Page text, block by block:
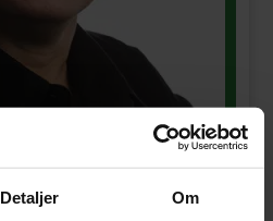
Detaljer Om